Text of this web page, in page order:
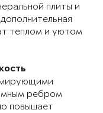
плиты и
теплом и уютом
ребром
повышает